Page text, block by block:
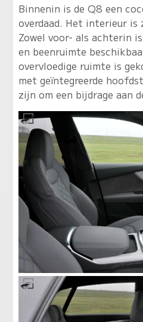
Binnenin is de Q8 een
overdaad. Het interieur is
Zowel voor- als achterin
en beenruimte
overvloedige ruimte is
met geïntegreerde
zijn om een bijdrage aan